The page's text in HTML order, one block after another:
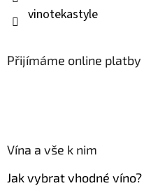
vinotekastyle
Přijímáme online platby
Vína a vše k nim
Jak vybrat vhodné víno?